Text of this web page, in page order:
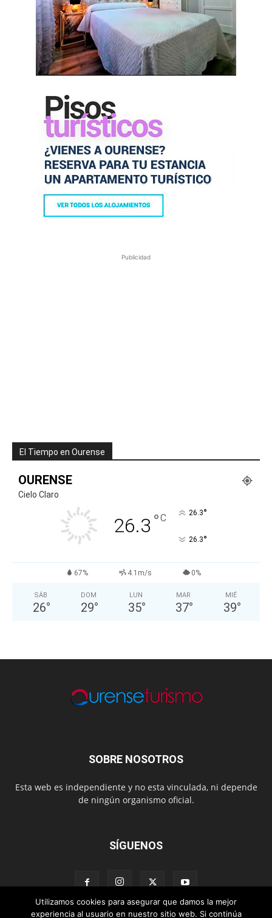
Publicidad
El Tiempo en Ourense
OURENSE
Cielo Claro
26.3 °C 26.3°
26.3°
67% 4.1m/s 0%
SÁB
26°
DOM
29°
LUN
35°
MAR
37°
MIÉ
39°
SOBRE NOSOTROS
Esta web es independiente y no esta vinculada, ni depende
de ningún organismo oficial.
SÍGUENOS
Utilizamos cookies para asegurar que damos la mejor
experiencia al usuario en nuestro sitio web. Si continúa